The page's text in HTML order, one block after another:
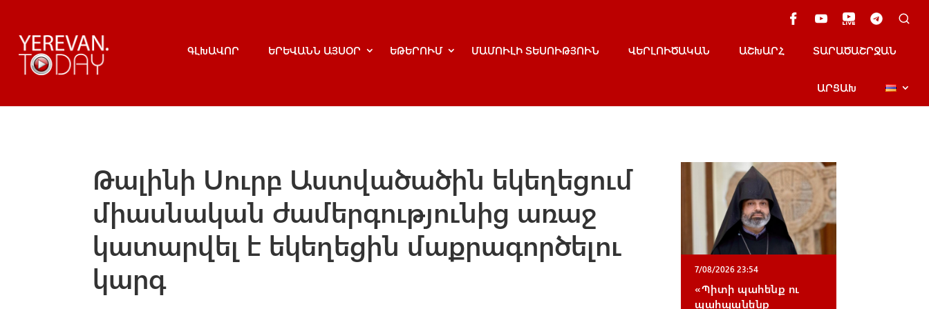
ԳԼԽԱՎՈՐ ԵՐԵՎԱՆՆ ԱՅՍՕՐ ԵԹԵՐՈՒՄ ՄԱՄՈՒԼԻ ՏԵՍՈՒԹՅՈՒՆ ՎԵՐԼՈՒԾԱԿԱՆ ԱՇԽԱՐՀ ՏԱՐԱԾԱՇՐՋԱՆ
ԱՐՑԱԽ
Թալինի Սուրբ Աստվածածին եկեղեցում
միասնական ժամերգությունից առաջ
կատարվել է եկեղեցին մաքրագործելու
կարգ
7/08/2026 23:54
«Պիտի պահենք ու
պահպանենք